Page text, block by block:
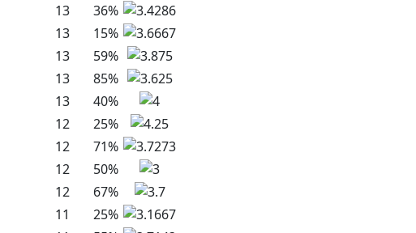
13
36%
13
15%
13
59%
13
85%
13
40%
12
25%
12
71%
12
50%
12
67%
11
25%